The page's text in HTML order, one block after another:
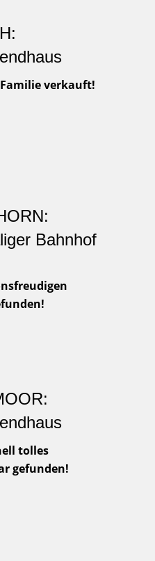
verkauft!
Bahnhof
tolles
gefunden!